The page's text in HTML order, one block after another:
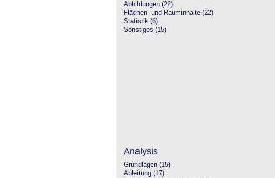
Abbildungen (22)
Flächen- und Rauminhalte (22)
Statistik (6)
Sonstiges (15)
Analysis
Grundlagen (15)
Ableitung (17)